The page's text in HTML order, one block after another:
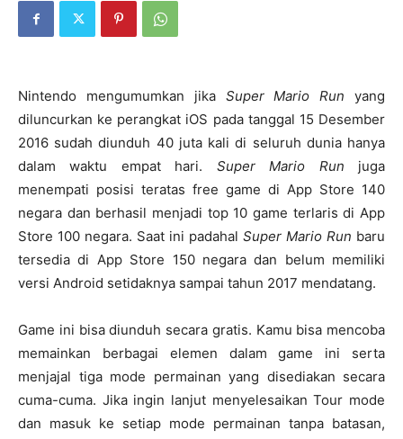
Nintendo mengumumkan jika Super Mario Run yang
diluncurkan ke perangkat iOS pada tanggal 15 Desember
2016 sudah diunduh 40 juta kali di seluruh dunia hanya
dalam waktu empat hari. Super Mario Run juga
menempati posisi teratas free game di App Store 140
negara dan berhasil menjadi top 10 game terlaris di App
Store 100 negara. Saat ini padahal Super Mario Run baru
tersedia di App Store 150 negara dan belum memiliki
versi Android setidaknya sampai tahun 2017 mendatang.
Game ini bisa diunduh secara gratis. Kamu bisa mencoba
memainkan berbagai elemen dalam game ini serta
menjajal tiga mode permainan yang disediakan secara
cuma-cuma. Jika ingin lanjut menyelesaikan Tour mode
dan masuk ke setiap mode permainan tanpa batasan,